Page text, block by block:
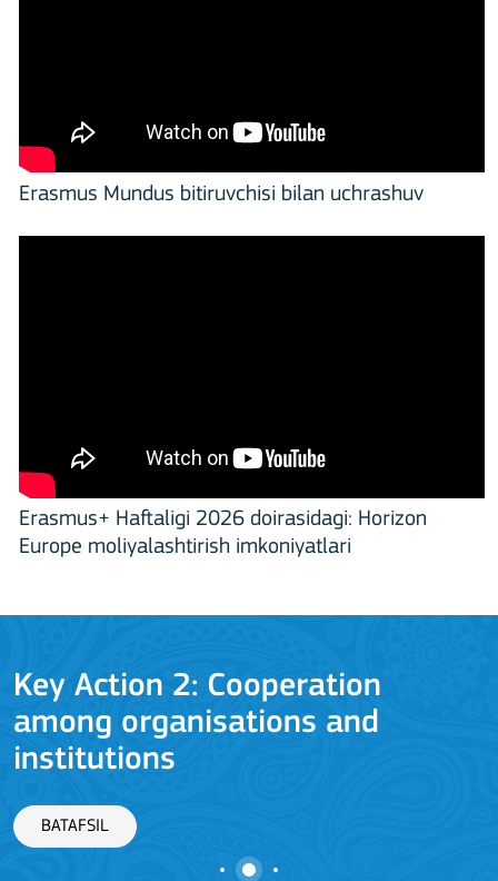
Erasmus Mundus bitiruvchisi bilan uchrashuv
Erasmus+ Haftaligi 2026 doirasidagi: Horizon
Europe moliyalashtirish imkoniyatlari
Key Action 2: Cooperation
among organisations and
institutions
BATAFSIL